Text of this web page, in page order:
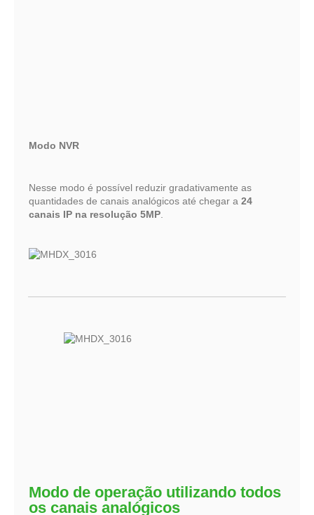
Modo NVR
Nesse modo é possível reduzir gradativamente as
quantidades de canais analógicos até chegar a 24
canais IP na resolução 5MP
Modo de operação utilizando todos
os canais analógicos